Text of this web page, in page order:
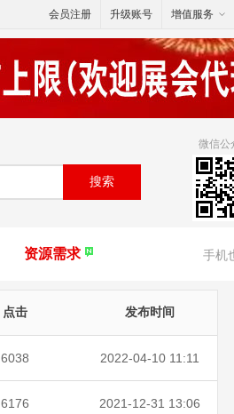
会员注册 升级账号 增值服务
搜索
手机
微信公
资源需求
点击 发布时间
6038 2022-04-10 11:11
6176 2021-12-31 13:06